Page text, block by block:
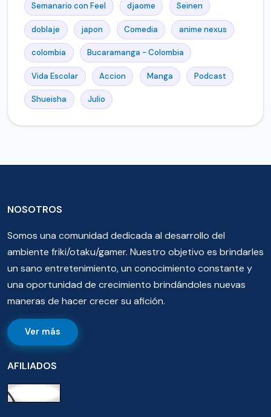
Semanario con Feel djaome Seinen
doblaje japon Comedia anime nexus
colombia Bucaramanga - Colombia
Vida Escolar Accion Manga Podcast
Shueisha Julio
NOSOTROS
Somos una comunidad dedicada al desarrollo del
ambiente friki/otaku/gamer. Nuestro objetivo es brindarles
un sano entretenimiento, un conocimiento constante y
una oportunidad de crecimiento brindándoles nuevas
maneras de hacer crecer su afición.
Ver más
AFILIADOS